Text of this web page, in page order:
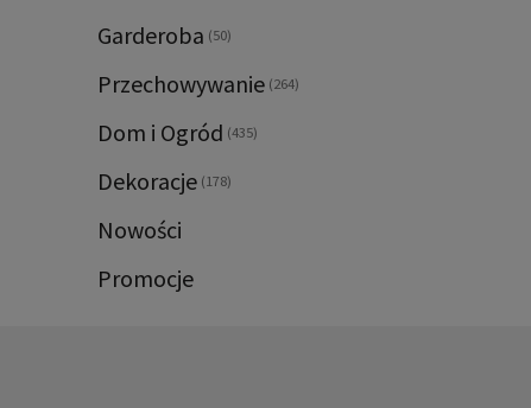
Garderoba (50)
Przechowywanie (264)
Dom i Ogród (435)
Dekoracje (178)
Nowości
Promocje